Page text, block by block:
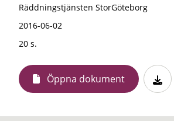
Räddningstjänsten StorGöteborg
2016-06-02
20 s.
Öppna dokument